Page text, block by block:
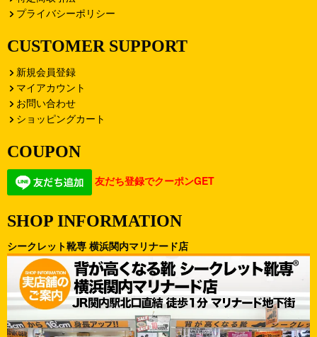
プライバシーポリシー
CUSTOMER SUPPORT
新規会員登録
マイアカウント
お問い合わせ
ショッピングカート
COUPON
友だち登録でクーポンGET
SHOP INFORMATION
シークレット靴専 横浜関内マリナード店